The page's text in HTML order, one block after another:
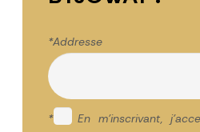
* En m'inscrivant,